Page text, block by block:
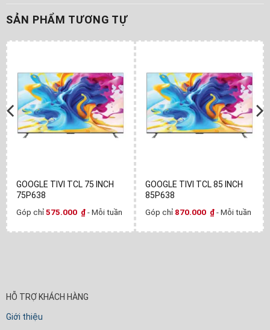
SẢN PHẨM TƯƠNG TỰ
GOOGLE TIVI TCL 75 INCH
75P638
Góp chỉ575.000 ₫- Mỗi tuần
GOOGLE TIVI TCL 85 INCH
85P638
Góp chỉ 870.000 ₫- Mỗi tuần
HỖ TRỢ KHÁCH HÀNG
Giới thiệu